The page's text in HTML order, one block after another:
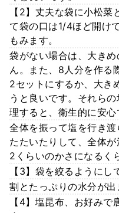
【2】丈夫な袋に小松
て袋の口は1/4ほど開け
もみます。
袋がない場合は、大き
ん。また、8人分を作る
2セットにするか、大き
うと良いです。それら
理すると、衛生的に安心
全体を振って塩を行き
たたいたりして、全体
2くらいのかさになるく
【3】袋を絞るようにし
割とたっぷりの水分が出
【4】塩昆布、お好みで